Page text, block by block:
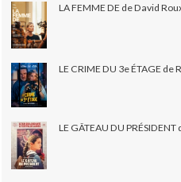
LA FEMME DE de David
LE CRIME DU 3e ÉTAGE de
LE GÂTEAU DU